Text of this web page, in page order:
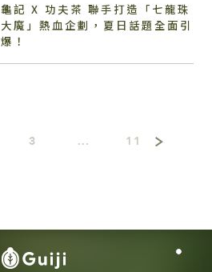
龜記 X 功夫茶 聯手打造「七龍珠
大魔」熱血企劃，夏日話題全面引
爆！
3 ... 11